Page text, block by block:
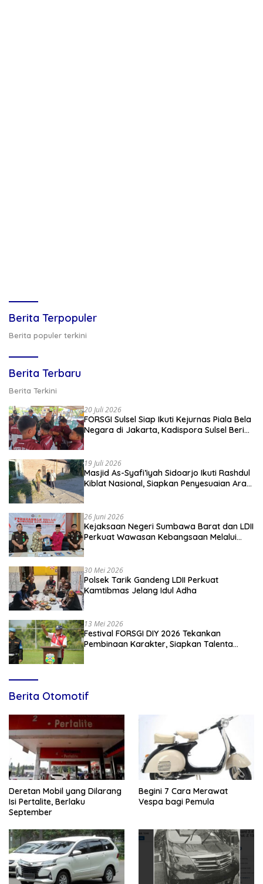
Berita Terpopuler
Berita populer terkini
Berita Terbaru
Berita Terkini
20 Juli 2026
FORSGI Sulsel Siap Ikuti Kejurnas Piala Bela
Negara di Jakarta, Kadispora Sulsel Beri
19 Juli 2026
Masjid As-Syafi’iyah Sidoarjo Ikuti Rashdul
Kiblat Nasional, Siapkan Penyesuaian Arah
26 Juni 2026
Kejaksaan Negeri Sumbawa Barat dan LDII
Perkuat Wawasan Kebangsaan Melalui
30 Mei 2026
Polsek Tarik Gandeng LDII Perkuat
Kamtibmas Jelang Idul Adha
13 Mei 2026
Festival FORSGI DIY 2026 Tekankan
Pembinaan Karakter, Siapkan Talenta
Berita Otomotif
Deretan Mobil yang Dilarang
Isi Pertalite, Berlaku
September
Begini 7 Cara Merawat
Vespa bagi Pemula